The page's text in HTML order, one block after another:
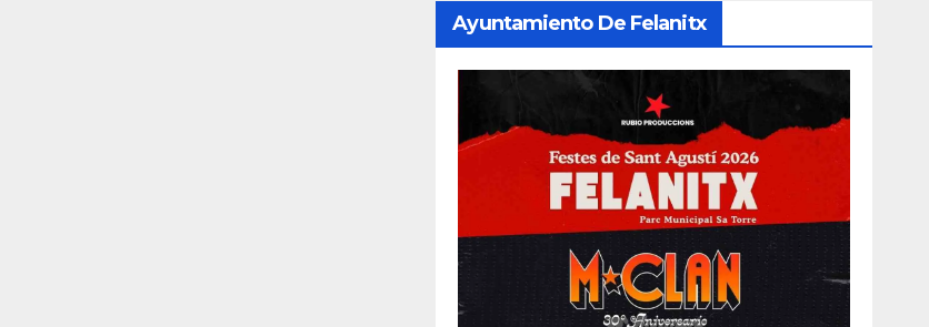
Ayuntamiento De Felanitx